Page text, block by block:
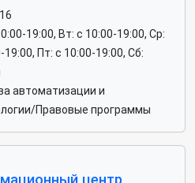
19:00, Вт: c 10:00-19:00, Ср:
Пт: c 10:00-19:00, Сб:
автоматизации и
Правовые программы
центр